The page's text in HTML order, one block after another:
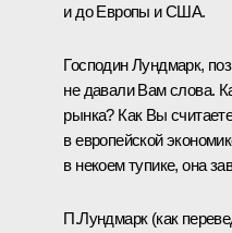
и до Европы и США.
Господин Лундмарк,
не давали Вам слова.
рынка? Как Вы
в европейской
в некоем тупике, она
П.Лундмарк (как